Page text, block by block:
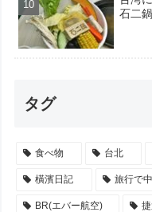
石二鍋
タグ
食べ物 台北
橫濱日記 旅行で
BR(エバー航空)